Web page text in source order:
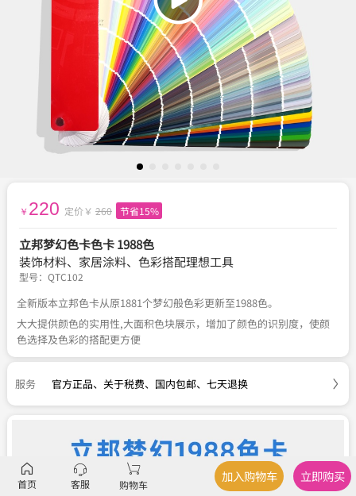
￥ 220 定价￥ 260 节省15%
立邦梦幻色卡色卡 1988色
装饰材料、家居涂料、色彩搭配理想工具
型号： QTC102
全新版本立邦色卡从原1881个梦幻般色彩更新至1988色。
大大提供颜色的实用性,大面积色块展示，增加了颜色的识别度，使颜
色选择及色彩的搭配更方便
服务 官方正品、 关于税费、 国内包邮、 七天退换
首页 客服 购物车
加入购物车 立即购买